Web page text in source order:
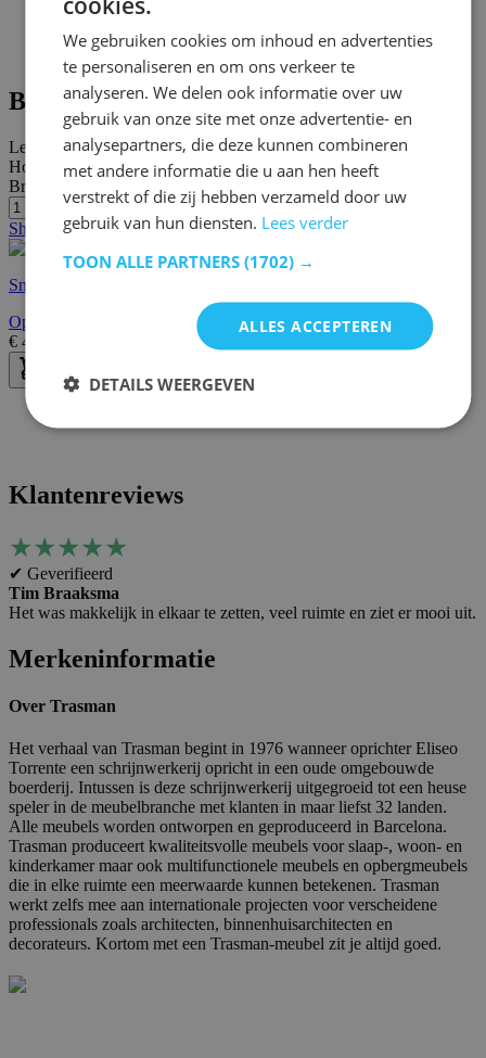
Bijpassende producten
Lengte:201 cm
Hoogte:
Breedte/diepte: 91 cm
Showroom
Snelle levering
Opvouwbare bedbodem Graham 90x200cm met zitkussen
€ 419,00
Klantenreviews
★★★★★
✔ Geverifieerd
Tim Braaksma
Het was makkelijk in elkaar te zetten, veel ruimte en ziet er mooi uit.
Merkeninformatie
Over Trasman
Het verhaal van Trasman begint in 1976 wanneer oprichter Eliseo
Torrente een schrijnwerkerij opricht in een oude omgebouwde
boerderij. Intussen is deze schrijnwerkerij uitgegroeid tot een heuse
speler in de meubelbranche met klanten in maar liefst 32 landen.
Alle meubels worden ontworpen en geproduceerd in Barcelona.
Trasman produceert kwaliteitsvolle meubels voor slaap-, woon- en
kinderkamer maar ook multifunctionele meubels en opbergmeubels
die in elke ruimte een meerwaarde kunnen betekenen. Trasman
werkt zelfs mee aan internationale projecten voor verscheidene
professionals zoals architecten, binnenhuisarchitecten en
decorateurs. Kortom met een Trasman-meubel zit je altijd goed.
We gebruiken cookies om inhoud en advertenties
te personaliseren en om ons verkeer te
analyseren. We delen ook informatie over uw
gebruik van onze site met onze advertentie- en
analysepartners, die deze kunnen combineren
met andere informatie die u aan hen heeft
verstrekt of die zij hebben verzameld door uw
gebruik van hun diensten. Lees verder
TOON ALLE PARTNERS (1702) →
ALLES ACCEPTEREN
DETAILS WEERGEVEN